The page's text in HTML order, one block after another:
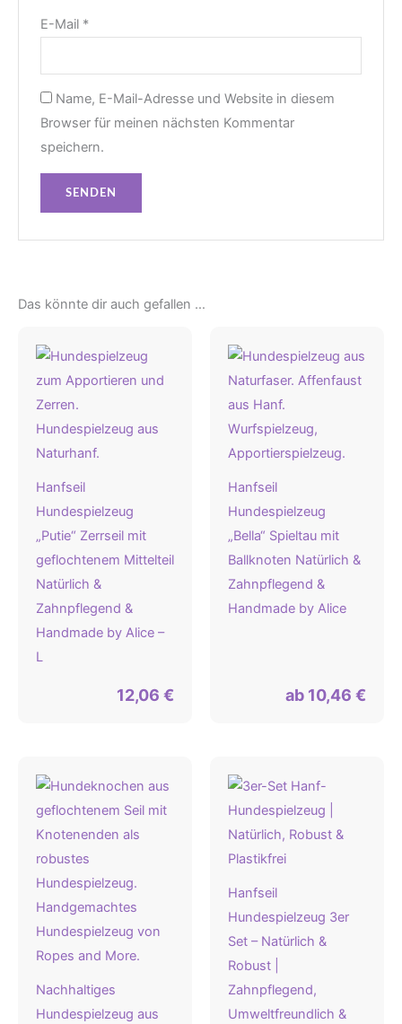
E-Mail *
Name, E-Mail-Adresse und Website in diesem
Browser für meinen nächsten Kommentar
speichern.
Das könnte dir auch gefallen …
Hanfseil
Hundespielzeug
„Putie“ Zerrseil mit
geflochtenem Mittelteil
Natürlich &
Zahnpflegend &
Handmade by Alice –
L
12,06 €
Hanfseil
Hundespielzeug
„Bella“ Spieltau mit
Ballknoten Natürlich &
Zahnpflegend &
Handmade by Alice
ab 10,46 €
Nachhaltiges
Hundespielzeug aus
Hanfseil
Hundespielzeug 3er
Set – Natürlich &
Robust |
Zahnpflegend,
Umweltfreundlich &